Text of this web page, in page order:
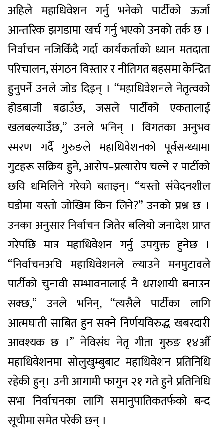
अहिले महाधिवेशन गर्नु भनेको पार्टीको ऊर्जा
आन्तरिक झगडामा खर्च गर्नु भएको उनको तर्क छ ।
निर्वाचन नजिकिँदै गर्दा कार्यकर्ताको ध्यान मतदाता
परिचालन, संगठन विस्तार र नीतिगत बहसमा केन्द्रित
हुनुपर्ने उनले जोड दिइन् । “महाधिवेशनले नेतृत्वको
होडबाजी बढाउँछ, जसले पार्टीको एकतालाई
खलबल्याउँछ,” उनले भनिन् । विगतका अनुभव
स्मरण गर्दै गुरुङले महाधिवेशनको पूर्वसन्ध्यामा
गुटहरू सक्रिय हुने, आरोप–प्रत्यारोप चल्ने र पार्टीको
छवि धमिलिने गरेको बताइन्। “यस्तो संवेदनशील
घडीमा यस्तो जोखिम किन लिने?” उनको प्रश्न छ ।
उनका अनुसार निर्वाचन जितेर बलियो जनादेश प्राप्त
गरेपछि मात्र महाधिवेशन गर्नु उपयुक्त हुनेछ ।
“निर्वाचनअघि महाधिवेशनले ल्याउने मनमुटावले
पार्टीको चुनावी सम्भावनालाई नै धराशायी बनाउन
सक्छ,” उनले भनिन्, “त्यसैले पार्टीका लागि
आत्मघाती साबित हुन सक्ने निर्णयविरुद्ध खबरदारी
आवश्यक छ ।” नेविसंघ नेतृ गीता गुरुङ १४औँ
महाधिवेशनमा सोलुखुम्बुबाट महाधिवेशन प्रतिनिधि
रहेकी हुन्। उनी आगामी फागुन २१ गते हुने प्रतिनिधि
सभा निर्वाचनका लागि समानुपातिकतर्फको बन्द
सूचीमा समेत परेकी छन् ।